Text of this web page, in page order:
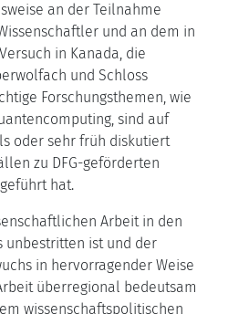
an der Teilnahme
und an dem in
in Kanada, die
und Schloss
Forschungsthemen, wie
sind auf
oder sehr früh diskutiert
zu DFG-geförderten
hat.
Arbeit in den
unbestritten ist und der
in hervorragender Weise
überregional bedeutsam
wissenschaftspolitischen